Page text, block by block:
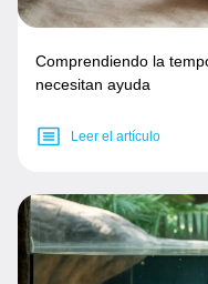
Comprendiendo la
necesitan ayuda
Leer el artículo